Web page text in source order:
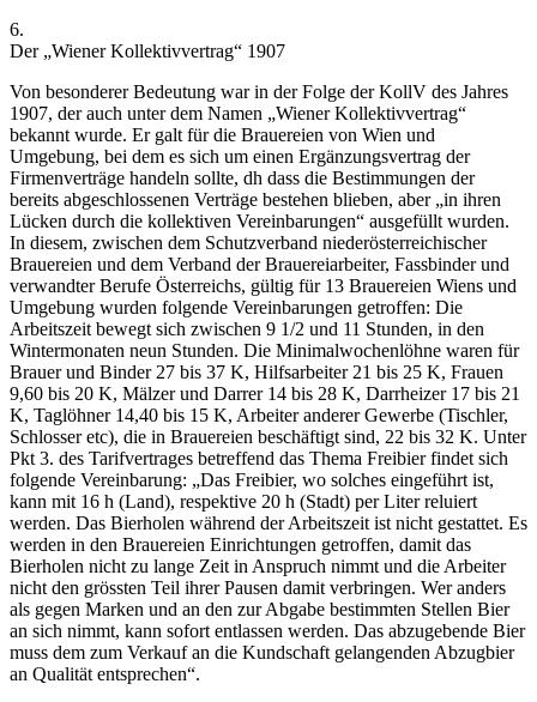
6.
Der „Wiener Kollektivvertrag“ 1907
Von besonderer Bedeutung war in der Folge der KollV des Jahres
1907, der auch unter dem Namen „Wiener Kollektivvertrag“
bekannt wurde. Er galt für die Brauereien von Wien und
Umgebung, bei dem es sich um einen Ergänzungsvertrag der
Firmenverträge handeln sollte, dh dass die Bestimmungen der
bereits abgeschlossenen Verträge bestehen blieben, aber „in ihren
Lücken durch die kollektiven Vereinbarungen“ ausgefüllt wurden.
In diesem, zwischen dem Schutzverband niederösterreichischer
Brauereien und dem Verband der Brauereiarbeiter, Fassbinder und
verwandter Berufe Österreichs, gültig für 13 Brauereien Wiens und
Umgebung wurden folgende Vereinbarungen getroffen: Die
Arbeitszeit bewegt sich zwischen 9 1/2 und 11 Stunden, in den
Wintermonaten neun Stunden. Die Minimalwochenlöhne waren für
Brauer und Binder 27 bis 37 K, Hilfsarbeiter 21 bis 25 K, Frauen
9,60 bis 20 K, Mälzer und Darrer 14 bis 28 K, Darrheizer 17 bis 21
K, Taglöhner 14,40 bis 15 K, Arbeiter anderer Gewerbe (Tischler,
Schlosser etc), die in Brauereien beschäftigt sind, 22 bis 32 K. Unter
Pkt 3. des Tarifvertrages betreffend das Thema Freibier findet sich
folgende Vereinbarung: „Das Freibier, wo solches eingeführt ist,
kann mit 16 h (Land), respektive 20 h (Stadt) per Liter reluiert
werden. Das Bierholen während der Arbeitszeit ist nicht gestattet. Es
werden in den Brauereien Einrichtungen getroffen, damit das
Bierholen nicht zu lange Zeit in Anspruch nimmt und die Arbeiter
nicht den grössten Teil ihrer Pausen damit verbringen. Wer anders
als gegen Marken und an den zur Abgabe bestimmten Stellen Bier
an sich nimmt, kann sofort entlassen werden. Das abzugebende Bier
muss dem zum Verkauf an die Kundschaft gelangenden Abzugbier
an Qualität entsprechen“.